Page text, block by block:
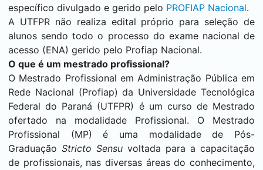
específico divulgado e gerido pelo PROFIAP Nacional.
A UTFPR não realiza edital próprio para seleção de
alunos sendo todo o processo do exame nacional de
acesso (ENA) gerido pelo Profiap Nacional.
O que é um mestrado profissional?
O Mestrado Profissional em Administração Pública em
Rede Nacional (Profiap) da Universidade Tecnológica
Federal do Paraná (UTFPR) é um curso de Mestrado
ofertado na modalidade Profissional. O Mestrado
Profissional (MP) é uma modalidade de Pós-
Graduação Stricto Sensu voltada para a capacitação
de profissionais, nas diversas áreas do conhecimento,